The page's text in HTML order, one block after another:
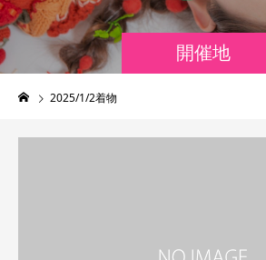
開催地
2025/1/2着物